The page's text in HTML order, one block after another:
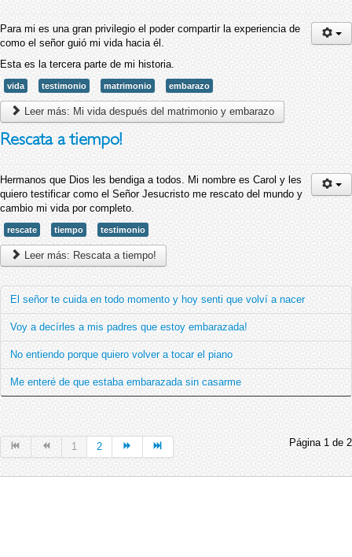
Para mi es una gran privilegio el poder compartir la experiencia de
como el señor guió mi vida hacia él.
Esta es la tercera parte de mi historia.
vida testimonio matrimonio embarazo
Leer más: Mi vida después del matrimonio y embarazo
Rescata a tiempo!
Hermanos que Dios les bendiga a todos. Mi nombre es Carol y les
quiero testificar como el Señor Jesucristo me rescato del mundo y
cambio mi vida por completo.
rescate tiempo testimonio
Leer más: Rescata a tiempo!
El señor te cuida en todo momento y hoy senti que volví a nacer
Voy a decírles a mis padres que estoy embarazada!
No entiendo porque quiero volver a tocar el piano
Me enteré de que estaba embarazada sin casarme
Página 1 de 2
1 2